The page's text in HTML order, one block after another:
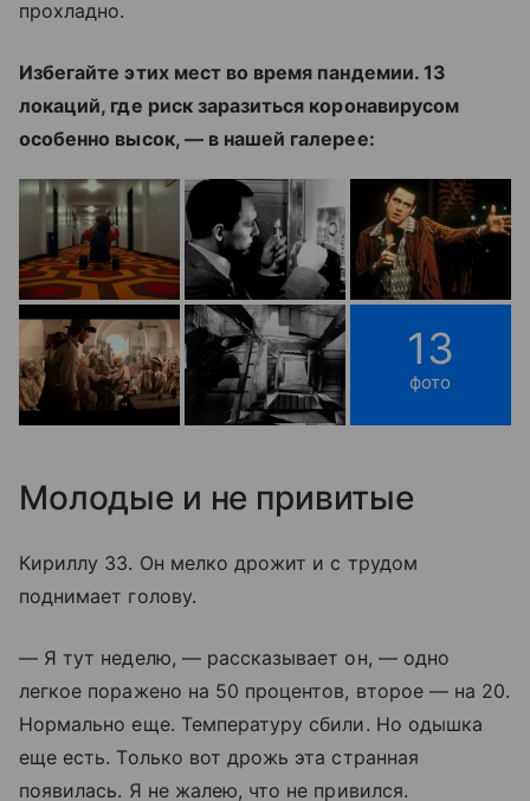
прохладно.
Избегайте этих мест во время пандемии. 13
локаций, где риск заразиться коронавирусом
особенно высок, — в нашей галерее:
13
фото
Молодые и не привитые
Кириллу 33. Он мелко дрожит и с трудом
поднимает голову.
— Я тут неделю, — рассказывает он, — одно
легкое поражено на 50 процентов, второе — на 20.
Нормально еще. Температуру сбили. Но одышка
еще есть. Только вот дрожь эта странная
появилась. Я не жалею, что не привился.